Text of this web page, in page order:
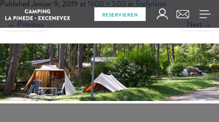
RESERVIEREN
Published Januar 9, 2019 at 1900 × 500 in Stellplätze
← Previous Next →